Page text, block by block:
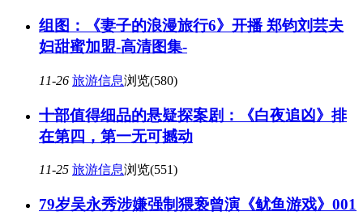
组图：《妻子的浪漫旅行6》开播 郑钧刘芸夫
妇甜蜜加盟-高清图集-
11-26 旅游信息浏览(580)
十部值得细品的悬疑探案剧：《白夜追凶》排
在第四，第一无可撼动
11-25 旅游信息浏览(551)
79岁吴永秀涉嫌强制猥亵曾演《鱿鱼游戏》001